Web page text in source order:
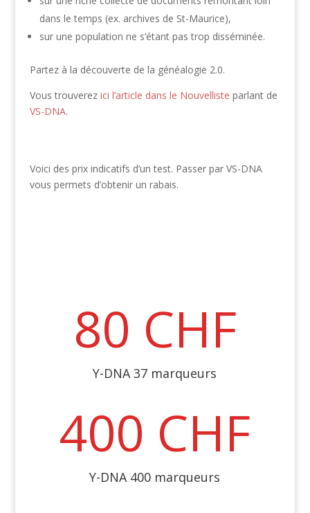
dans le temps (ex. archives de St-Maurice),
sur une population ne s’étant pas trop disséminée.
Partez à la découverte de la généalogie 2.0.
Vous trouverezici l’article dans le Nouvelliste parlant de
VS-DNA.
Voici des prix indicatifs d’un test. Passer par VS-DNA
vous permets d’obtenir un rabais.
80 CHF
Y-DNA 37 marqueurs
400 CHF
Y-DNA 400 marqueurs